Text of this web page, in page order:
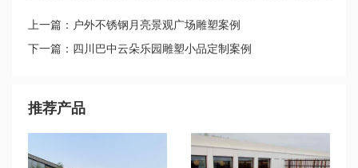
上一篇：户外不锈钢月亮景观广场雕塑案例
下一篇：四川巴中云朵乐园雕塑小品定制案例
推荐产品